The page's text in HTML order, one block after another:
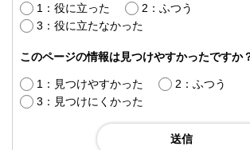
1：役に立った
2：ふつう
3：役に立たなかった
このページの情報は見つけやすかったですか
1：見つけやすかった
2：ふつう
3：見つけにくかった